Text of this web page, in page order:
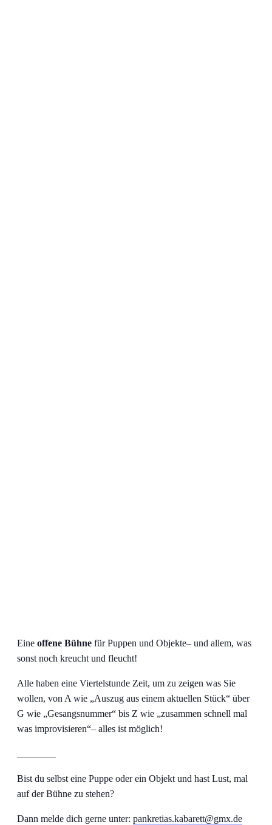
Eine offene Bühne für Puppen und Objekte– und allem, was
sonst noch kreucht und fleucht!
Alle haben eine Viertelstunde Zeit, um zu zeigen was Sie
wollen, von A wie „Auszug aus einem aktuellen Stück“ über
G wie „Gesangsnummer“ bis Z wie „zusammen schnell mal
was improvisieren“– alles ist möglich!
Bist du selbst eine Puppe oder ein Objekt und hast Lust, mal
auf der Bühne zu stehen?
Dann melde dich gerne unter: pankretias.kabarett@gmx.de